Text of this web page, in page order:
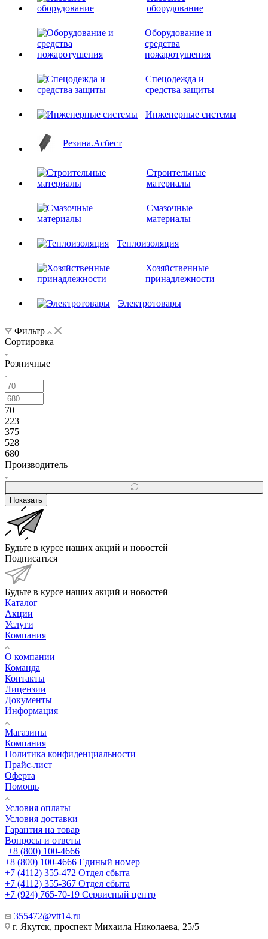
оборудование
Оборудование и
средства
пожаротушения
Спецодежда и
средства защиты
Инженерные системы
Резина.Асбест
Строительные
материалы
Смазочные
материалы
Теплоизоляция
Хозяйственные
принадлежности
Электротовары
Фильтр
Сортировка
Розничные
70
223
375
528
680
Производитель
Показать
Будьте в курсе наших акций и новостей
Подписаться
Будьте в курсе наших акций и новостей
Каталог
Акции
Услуги
Компания
О компании
Команда
Контакты
Лицензии
Документы
Информация
Магазины
Компания
Политика конфиденциальности
Прайс-лист
Оферта
Помощь
Условия оплаты
Условия доставки
Гарантия на товар
Вопросы и ответы
+8 (800) 100-4666
+8 (800) 100-4666 Единый номер
+7 (4112) 355-472 Отдел сбыта
+7 (4112) 355-367 Отдел сбыта
+7 (924) 765-70-19 Сервисный центр
355472@vtt14.ru
г. Якутск, проспект Михаила Николаева, 25/5